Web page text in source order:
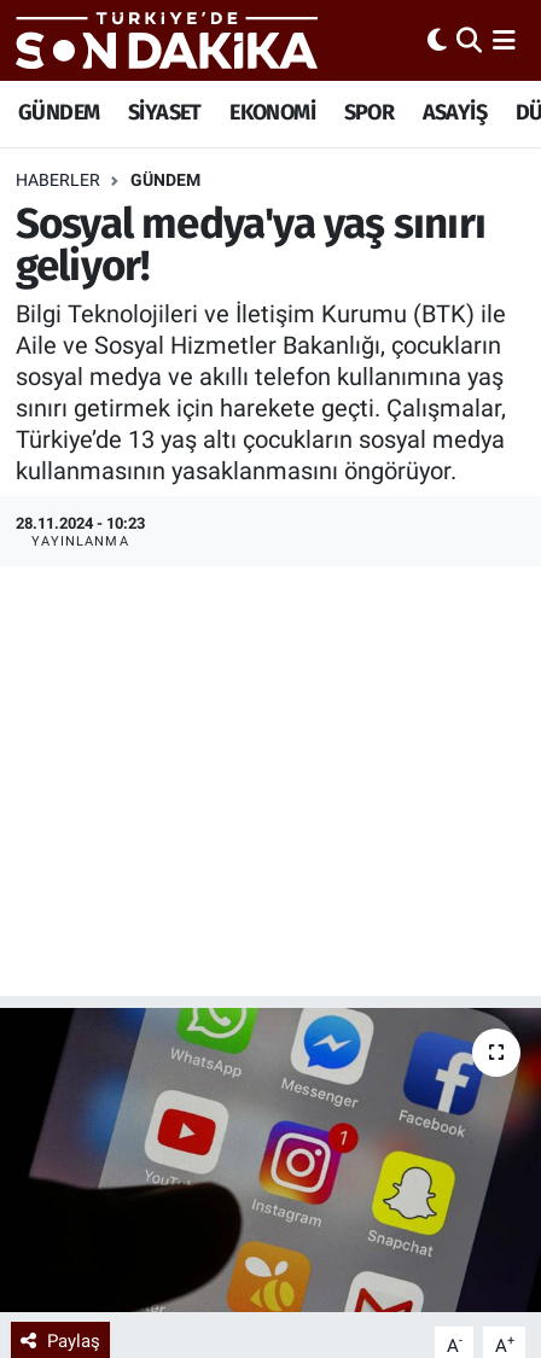
GÜNDEM SİYASET EKONOMİ SPOR ASAYİŞ
HABERLER GÜNDEM
Sosyal medya'ya yaş sınırı
geliyor!
Bilgi Teknolojileri ve İletişim Kurumu (BTK) ile
Aile ve Sosyal Hizmetler Bakanlığı, çocukların
sosyal medya ve akıllı telefon kullanımına yaş
sınırı getirmek için harekete geçti. Çalışmalar,
Türkiye’de 13 yaş altı çocukların sosyal medya
kullanmasının yasaklanmasını öngörüyor.
28.11.2024 - 10:23
YAYINLANMA
Paylaş A- A+
Trafik Durumu
Süper Lig Puan Durumu ve Fikstür
Tüm Manşetler
Son Dakika Haberleri
Haber Arşivi